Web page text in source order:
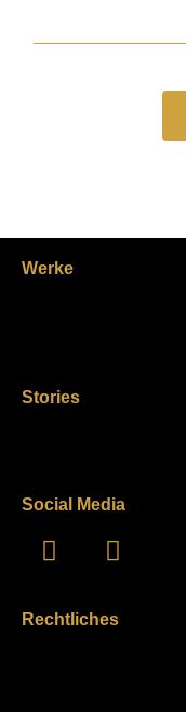
Werke
Stories
Social Media
Rechtliches